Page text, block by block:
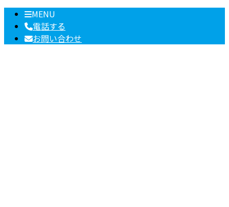
MENU
電話する
お問い合わせ